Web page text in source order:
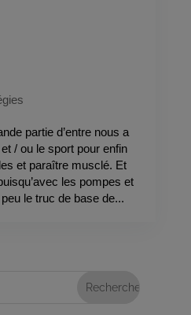
partie d’entre nous a
/ ou le sport pour enfin
et paraître musclé. Et
les pompes et
le truc de base de...